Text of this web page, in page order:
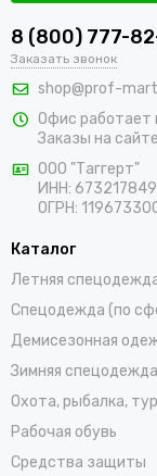
8 (800) 777-
Заказать звонок
shop@prof-
Офис работает
Заказы на
ООО "Таггерт"
ИНН:
ОГРН:
Каталог
Летняя
Спецодежда (по
Демисезонная
Зимняя спецодежда
Охота, рыбалка,
Рабочая обувь
Средства защиты